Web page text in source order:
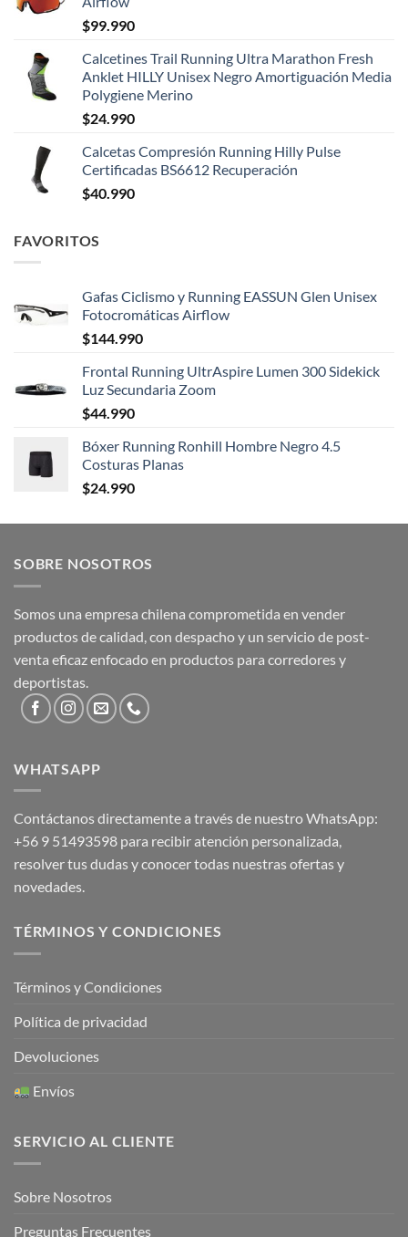
$99.990
Calcetines Trail Running Ultra Marathon Fresh
Anklet HILLY Unisex Negro Amortiguación Media
Polygiene Merino
$24.990
Calcetas Compresión Running Hilly Pulse
Certificadas BS6612 Recuperación
$40.990
FAVORITOS
Gafas Ciclismo y Running EASSUN Glen Unisex
Fotocromáticas Airflow
$144.990
Frontal Running UltrAspire Lumen 300 Sidekick
Luz Secundaria Zoom
$44.990
Bóxer Running Ronhill Hombre Negro 4.5
Costuras Planas
$24.990
SOBRE NOSOTROS
Somos una empresa chilena comprometida en vender
productos de calidad, con despacho y un servicio de post-
venta eficaz enfocado en productos para corredores y
deportistas.
WHATSAPP
Contáctanos directamente a través de nuestro WhatsApp:
+56 9 51493598 para recibir atención personalizada,
resolver tus dudas y conocer todas nuestras ofertas y
novedades.
TÉRMINOS Y CONDICIONES
Términos y Condiciones
Política de privacidad
Devoluciones
Envíos
SERVICIO AL CLIENTE
Sobre Nosotros
Preguntas Frecuentes